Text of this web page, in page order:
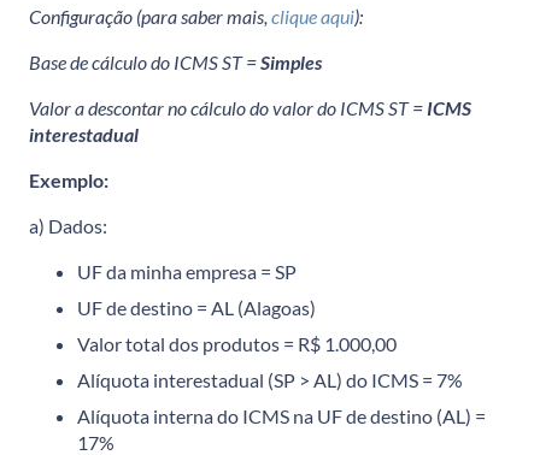
Configuração (para saber mais, clique aqui):
Base de cálculo do ICMS ST =Simples
Valor a descontar no cálculo do valor do ICMS ST = ICMS
interestadual
Exemplo:
a) Dados:
UF da minha empresa = SP
UF de destino = AL (Alagoas)
Valor total dos produtos = R$ 1.000,00
Alíquota interestadual (SP > AL) do ICMS = 7%
Alíquota interna do ICMS na UF de destino (AL) =
17%